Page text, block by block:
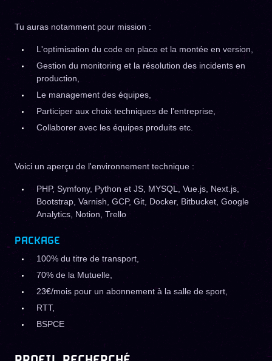
Tu auras notamment pour mission :
L'optimisation du code en place et la montée en version,
Gestion du monitoring et la résolution des incidents en
production,
Le management des équipes,
Participer aux choix techniques de l'entreprise,
Collaborer avec les équipes produits etc.
Voici un aperçu de l'environnement technique :
PHP, Symfony, Python et JS, MYSQL, Vue.js, Next.js,
Bootstrap, Varnish, GCP, Git, Docker, Bitbucket, Google
Analytics, Notion, Trello
PACKAGE
100% du titre de transport,
70% de la Mutuelle,
23€/mois pour un abonnement à la salle de sport,
RTT,
BSPCE